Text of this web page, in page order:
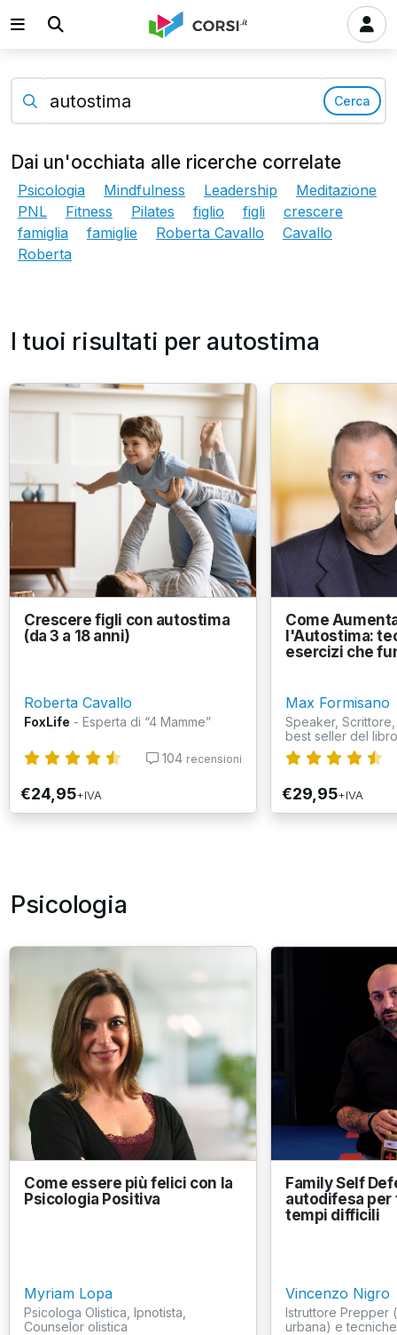
Cerca
Dai un'occhiata alle ricerche correlate
Psicologia Mindfulness Leadership
Meditazione
PNL
Fitness Pilates figlio figli
crescere
famiglia
famiglie Roberta Cavallo
Cavallo
Roberta
I tuoi risultati per autostima
Crescere figli con autostima
(da 3 a 18 anni)
Roberta Cavallo
FoxLife - Esperta di “4 Mamme”
104 recensioni
€24,95+IVA
Come
l'Autostima:
esercizi che
Max Formisano
Speaker,
best seller del
€29,95+IVA
Psicologia
Come essere più felici con la
Psicologia Positiva
Myriam Lopa
Psicologa Olistica, Ipnotista,
Counselor olistica
Family Self
autodifesa per
tempi difficili
Vincenzo Nigro
Istruttore Prepper
urbana) e